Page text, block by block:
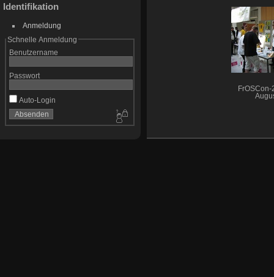
Identifikation
Anmeldung
Schnelle Anmeldung
Benutzername
Passwort
Auto-Login